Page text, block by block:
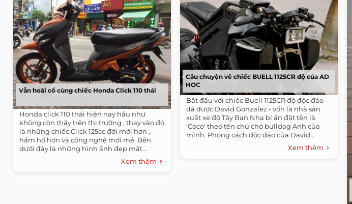
Vẫn hoài cổ cùng chiếc Honda Click 110 thái
Honda click 110 thái hiện nay hầu như
không còn thấy trên thị trường , thay vào đó
là những chiếc Click 125cc đời mới hơn ,
hầm hố hơn và công nghệ mới mẻ. Bên
dưới đây là những hình ảnh đẹp mắt...
Xem thêm
Câu chuyện vê chiếc BUELL 1125CR độ của AD
HOC
Bắt đầu với chiếc Buell 1125CR độ độc đáo
đã được David Gonzalez - vốn là nhà sản
xuất xe độ Tây Ban Nha bí ẩn đặt tên là
'Coco' theo tên chú chó bulldog Anh của
mình. Phong cách độc đáo của David...
Xem thêm